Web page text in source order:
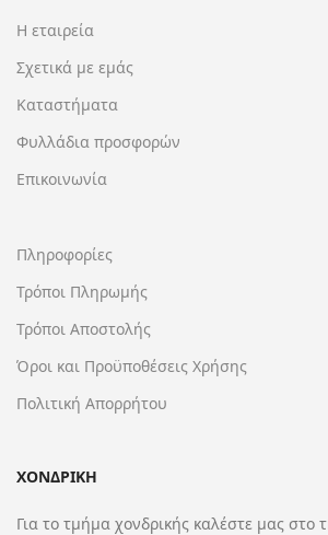
Η εταιρεία
Σχετικά με εμάς
Καταστήματα
Φυλλάδια προσφορών
Επικοινωνία
Πληροφορίες
Τρόποι Πληρωμής
Τρόποι Αποστολής
Όροι και Προϋποθέσεις Χρήσης
Πολιτική Απορρήτου
ΧΟΝΔΡΙΚΗ
Για το τμήμα χονδρικής καλέστε μας στο